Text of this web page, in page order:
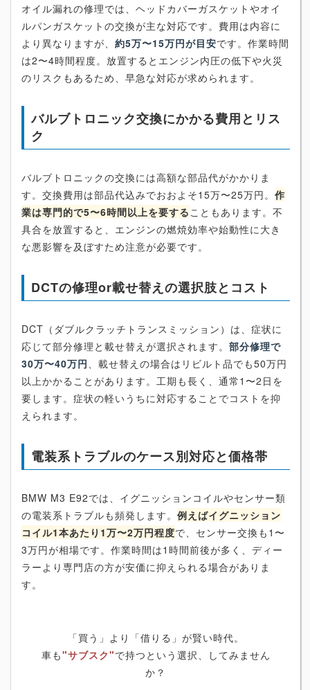
オイル漏れの修理では、ヘッドカバーガスケットやオイ
ルパンガスケットの交換が主な対応です。費用は内容に
より異なりますが、 約5万〜15万円が目安です。作業時間
は2〜4時間程度。放置するとエンジン内圧の低下や火災
のリスクもあるため、早急な対応が求められます。
バルブトロニック交換にかかる費用とリス
ク
バルブトロニックの交換には高額な部品代がかかりま
す。交換費用は部品代込みでおおよそ15万〜25万円。 作
業は専門的で5〜6時間以上を要する こともあります。不
具合を放置すると、エンジンの燃焼効率や始動性に大き
な悪影響を及ぼすため注意が必要です。
DCTの修理or載せ替えの選択肢とコスト
DCT（ダブルクラッチトランスミッション）は、症状に
応じて部分修理と載せ替えが選択されます。 部分修理で
30万〜40万円 、載せ替えの場合はリビルト品でも50万円
以上かかることがあります。工期も長く、通常1〜2日を
要します。症状の軽いうちに対応することでコストを抑
えられます。
電装系トラブルのケース別対応と価格帯
BMW M3 E92では、イグニッションコイルやセンサー類
の電装系トラブルも頻発します。 例えばイグニッション
コイル1本あたり1万〜2万円程度で、センサー交換も1〜
3万円が相場です。作業時間は1時間前後が多く、ディー
ラーより専門店の方が安価に抑えられる場合がありま
す。
「買う」より「借りる」が賢い時代。
車も"サブスク"で持つという選択、してみません
か？